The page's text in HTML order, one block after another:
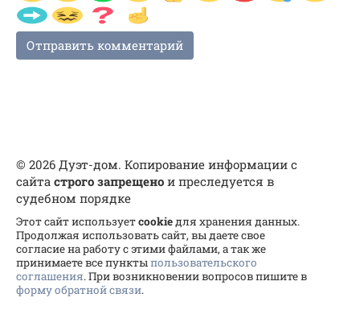
© 2026 Дуэт-дом. Копирование информации с
сайта строго запрещено и преследуется в
судебном порядке
Этот сайт используетcookieдля хранения данных.
Продолжая использовать сайт, вы даете свое
согласие на работу с этими файлами, а так же
принимаете все пунктыпользовательского
соглашения. При возникновении вопросов пишите в
форму обратной связи.